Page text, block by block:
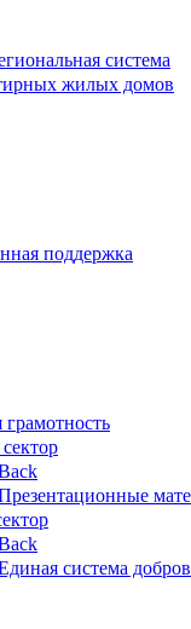
система
жилых домов
поддержка
система